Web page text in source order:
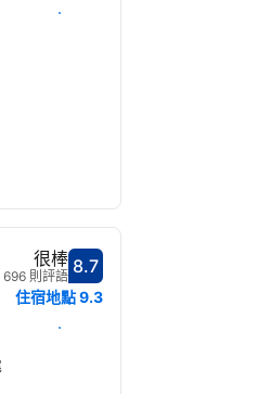
選擇日期
分數8.7分
8.7
很棒
696 則評語
住宿地點9.3
選擇日期